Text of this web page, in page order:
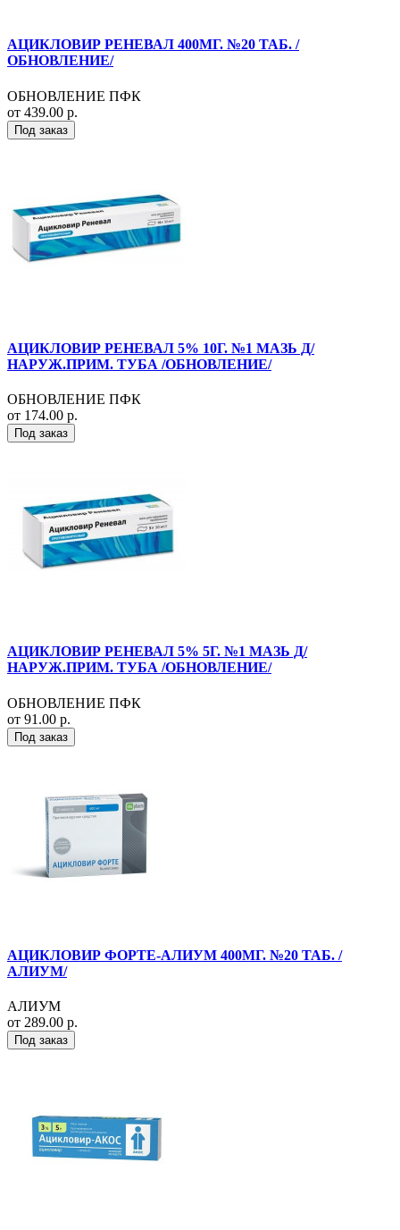
АЦИКЛОВИР РЕНЕВАЛ 400МГ. №20 ТАБ. /
ОБНОВЛЕНИЕ/
ОБНОВЛЕНИЕ ПФК
от 439.00 р.
Под заказ
АЦИКЛОВИР РЕНЕВАЛ 5% 10Г. №1 МАЗЬ Д/
НАРУЖ.ПРИМ. ТУБА /ОБНОВЛЕНИЕ/
ОБНОВЛЕНИЕ ПФК
от 174.00 р.
Под заказ
АЦИКЛОВИР РЕНЕВАЛ 5% 5Г. №1 МАЗЬ Д/
НАРУЖ.ПРИМ. ТУБА /ОБНОВЛЕНИЕ/
ОБНОВЛЕНИЕ ПФК
от 91.00 р.
Под заказ
АЦИКЛОВИР ФОРТЕ-АЛИУМ 400МГ. №20 ТАБ. /
АЛИУМ/
АЛИУМ
от 289.00 р.
Под заказ